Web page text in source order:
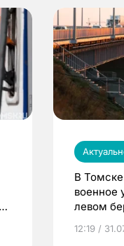
В Томске
военное
левом
12:19 /